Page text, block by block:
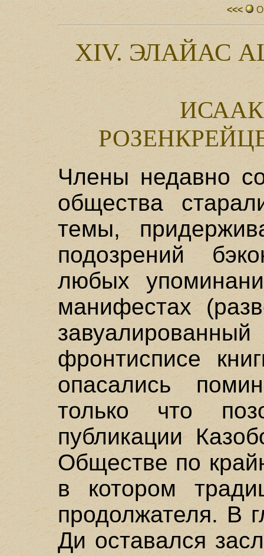
<<<
XIV. ЭЛАЙАС
Члены недавно
общества
темы,
подозрений
любых
манифестах
фронтисписе
опасались
только что
публикации
Обществе по
в котором
продолжателя. В
Ди оставался